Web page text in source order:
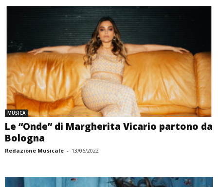
MUSICA
Le “Onde” di Margherita Vicario partono da
Bologna
Redazione Musicale - 13/06/2022